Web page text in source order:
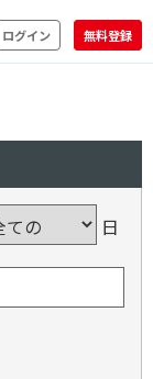
ログイン 無料登録
日